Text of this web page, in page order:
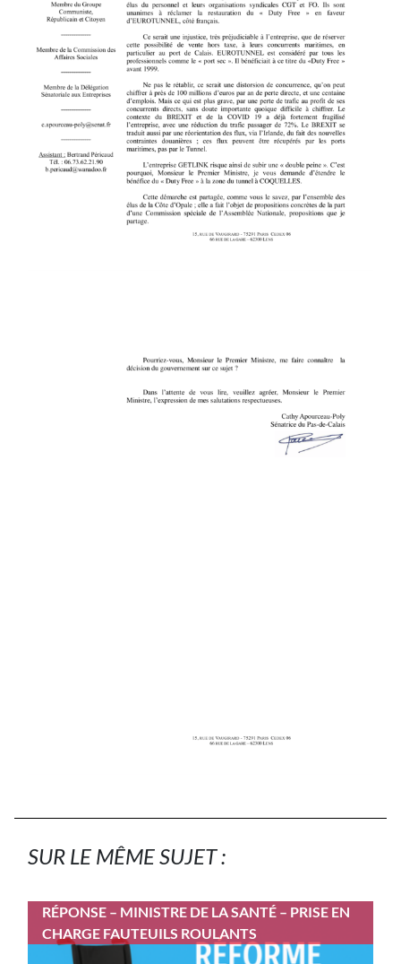
SUR LE MÊME SUJET :
RÉPONSE – MINISTRE DE LA SANTÉ – PRISE EN
CHARGE FAUTEUILS ROULANTS